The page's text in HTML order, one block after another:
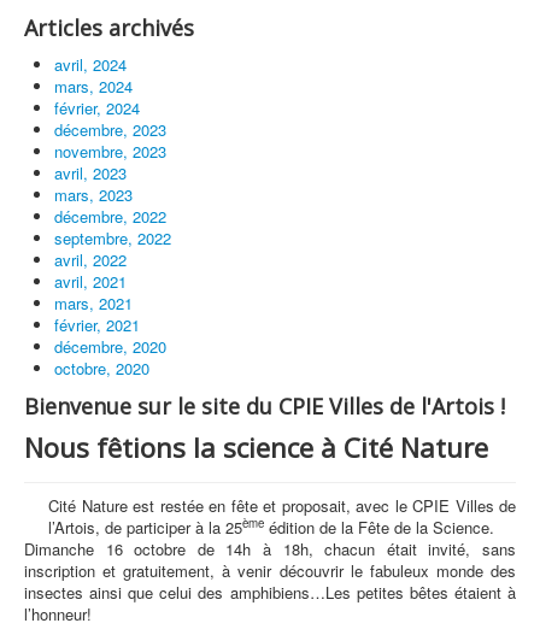
Articles archivés
avril, 2024
mars, 2024
février, 2024
décembre, 2023
novembre, 2023
avril, 2023
mars, 2023
décembre, 2022
septembre, 2022
avril, 2022
avril, 2021
mars, 2021
février, 2021
décembre, 2020
octobre, 2020
Bienvenue sur le site du CPIE Villes de l'Artois !
Nous fêtions la science à Cité Nature
Cité Nature est restée en fête et proposait, avec le CPIE Villes de
l’Artois, de participer à la 25ème édition de la Fête de la Science.
Dimanche 16 octobre de 14h à 18h, chacun était invité, sans
inscription et gratuitement, à venir découvrir le fabuleux monde des
insectes ainsi que celui des amphibiens…Les petites bêtes étaient à
l’honneur!